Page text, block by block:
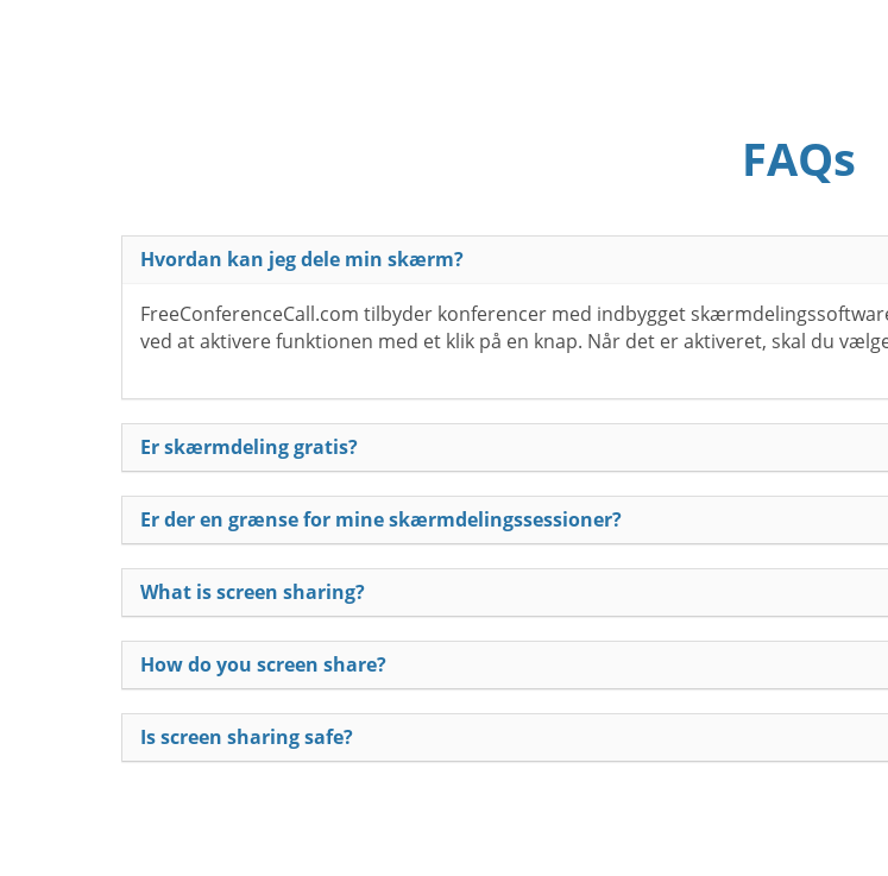
FAQs
Hvordan kan jeg dele min skærm?
FreeConferenceCall.com tilbyder konferencer med indbygget
ved at aktivere funktionen med et klik på en knap. Når det er aktiveret, skal du
Er skærmdeling gratis?
Er der en grænse for mine skærmdelingssessioner?
What is screen sharing?
How do you screen share?
Is screen sharing safe?